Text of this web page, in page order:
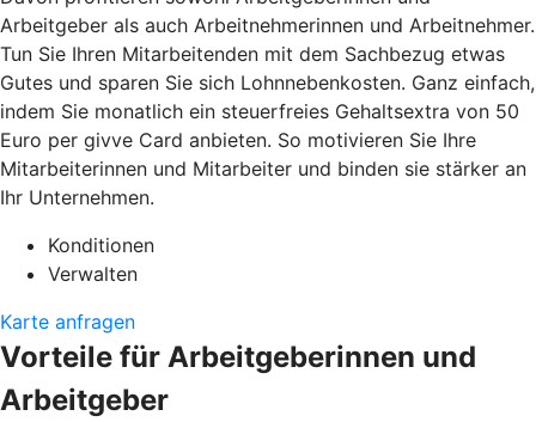
Arbeitgeber als auch Arbeitnehmerinnen und Arbeitnehmer.
Tun Sie Ihren Mitarbeitenden mit dem Sachbezug etwas
Gutes und sparen Sie sich Lohnnebenkosten. Ganz einfach,
indem Sie monatlich ein steuerfreies Gehaltsextra von 50
Euro per givve Card anbieten. So motivieren Sie Ihre
Mitarbeiterinnen und Mitarbeiter und binden sie stärker an
Ihr Unternehmen.
Konditionen
Verwalten
Karte anfragen
Vorteile für Arbeitgeberinnen und
Arbeitgeber